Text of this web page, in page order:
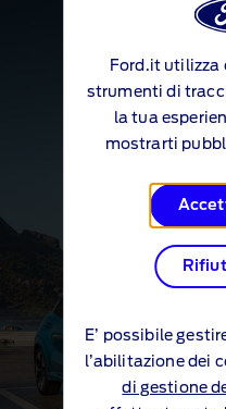
Ford.it utilizza
strumenti di
la tua
mostrarti
E’ possibile
l’abilitazione dei
di gestione